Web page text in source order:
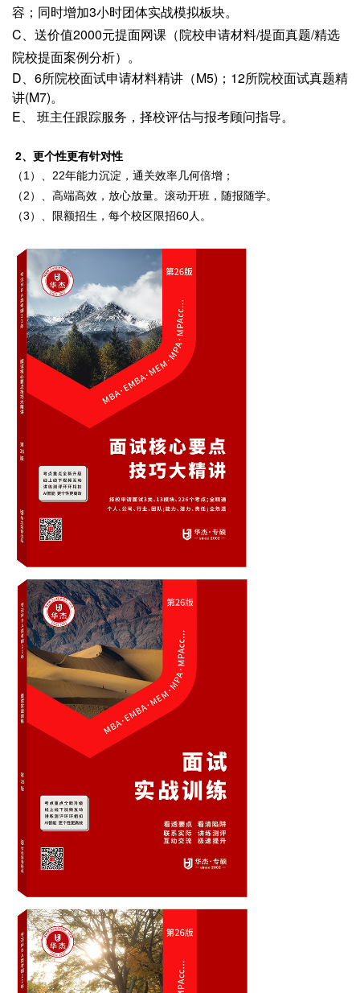
容；同时增加3小时团体实战模拟板块。
C、送价值2000元提面网课（院校申请材料/提面真题/精选
院校提面案例分析）。
D、6所院校面试申请材料精讲（M5)；12所院校面试真题精
讲(M7)。
E、 班主任跟踪服务，择校评估与报考顾问指导。
2、 更个性更有针对性
（1）、22年能力沉淀，通关效率几何倍增；
（2）、高端高效，放心放量。滚动开班，随报随学。
（3）、
限额招生，每个校区限招60人。